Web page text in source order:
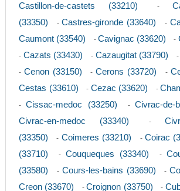
Castillon-de-castets (33210) -
(33350)
-Castres-gironde (33640) -
Caumont (33540) - Cavignac (33620) -
- Cazats (33430) - Cazaugitat (33790)
- Cenon (33150) -Cerons (33720) -
Cestas (33610) - Cezac (33620) -
-Cissac-medoc (33250) -Civrac-de-
Civrac-en-medoc (33340) -
(33350)
- Coimeres (33210) - Coirac
(33710)
- Couqueques (33340) -
(33580)
- Cours-les-bains (33690) -
Creon (33670) -Croignon (33750) -